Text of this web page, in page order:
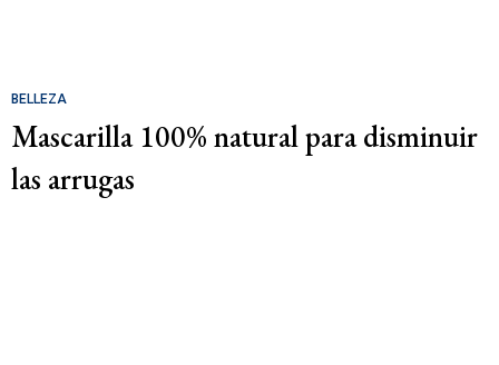
BELLEZA
Mascarilla 100% natural para disminuir
las arrugas